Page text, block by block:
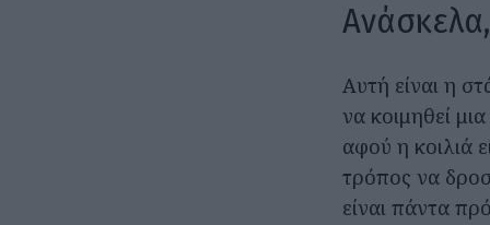
Αυτή είναι η
να κοιμηθεί
αφού η κοιλιά
τρόπος να
είναι πάντα